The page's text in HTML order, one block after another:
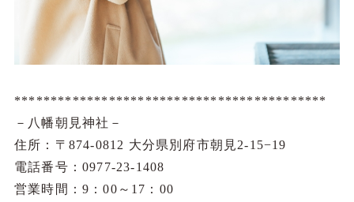
*******************************************
－八幡朝見神社－
住所：〒874-0812 大分県別府市朝見2-15−19
電話番号：0977-23-1408
営業時間：9：00～17：00